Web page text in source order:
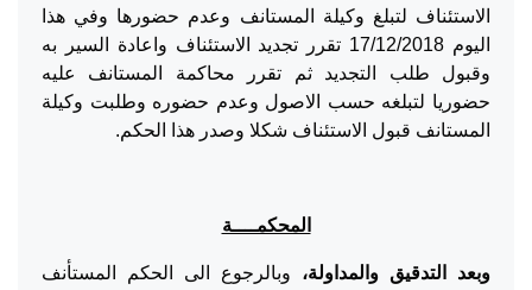
الاستئناف لتبلغ وكيلة المستانف وعدم حضورها وفي هذا
اليوم 17/12/2018 تقرر تجديد الاستئناف واعادة السير به
وقبول طلب التجديد ثم تقرر محاكمة المستانف عليه
حضوريا لتبلغه حسب الاصول وعدم حضوره وطلبت وكيلة
المستانف قبول الاستئناف شكلا وصدر هذا الحكم.
المحكمــــة
وبعد التدقيق والمداولة، وبالرجوع الى الحكم المستأنف